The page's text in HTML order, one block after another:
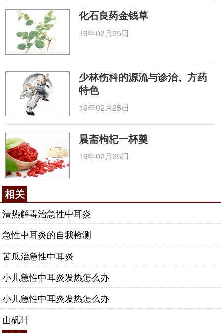
化石良药金钱草
19年02月25日
少林伤科的源流与诊治、方药
特色
19年02月25日
晨斋枸杞一杯羹
19年02月25日
相关
清热解毒治急性中耳炎
急性中耳炎的自我检测
苦瓜治急性中耳炎
小儿急性中耳炎发热怎么办
小儿急性中耳炎发热怎么办
山矾叶